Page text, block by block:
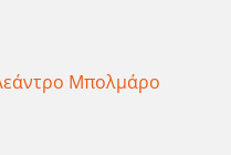
Μπολμάρο